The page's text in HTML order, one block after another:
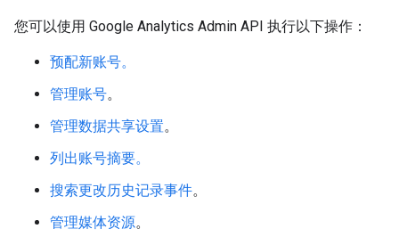
您可以使用 Google Analytics Admin API 执行以下操作：
预配新账号。
管理账号。
管理数据共享设置。
列出账号摘要。
搜索更改历史记录事件。
管理媒体资源。